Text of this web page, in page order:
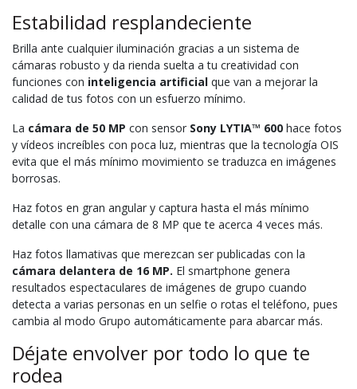
Estabilidad resplandeciente
Brilla ante cualquier iluminación gracias a un sistema de
cámaras robusto y da rienda suelta a tu creatividad con
funciones con inteligencia artificial que van a mejorar la
calidad de tus fotos con un esfuerzo mínimo.
La cámara de 50 MP con sensor Sony LYTIA™ 600 hace fotos
y vídeos increíbles con poca luz, mientras que la tecnología OIS
evita que el más mínimo movimiento se traduzca en imágenes
borrosas.
Haz fotos en gran angular y captura hasta el más mínimo
detalle con una cámara de 8 MP que te acerca 4 veces más.
Haz fotos llamativas que merezcan ser publicadas con la
cámara delantera de 16 MP. El smartphone genera
resultados espectaculares de imágenes de grupo cuando
detecta a varias personas en un selfie o rotas el teléfono, pues
cambia al modo Grupo automáticamente para abarcar más.
Déjate envolver por todo lo que te
rodea